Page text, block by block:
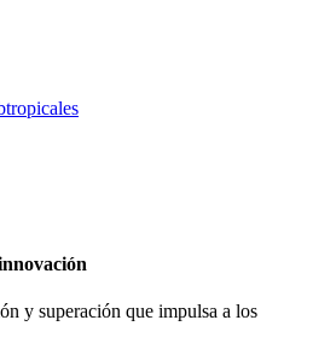
y superación que impulsa a los